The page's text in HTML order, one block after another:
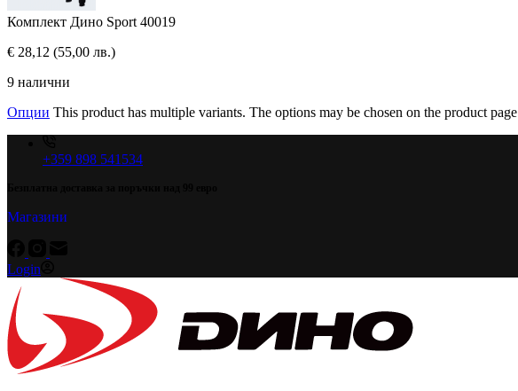
Комплект Дино Sport 40019
€ 28,12 (55,00 лв.)
9 налични
Опции This product has multiple variants. The options may be chosen on the product page
+359 898 541534
Магазини
Login